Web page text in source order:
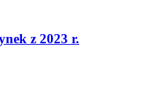
z 2023 r.